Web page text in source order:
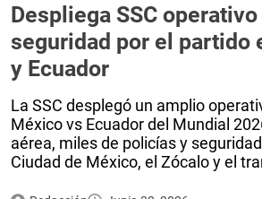
Despliega SSC operativo
seguridad por el partido
y Ecuador
La SSC desplegó un amplio
México vs Ecuador del Mundial
aérea, miles de policías y
Ciudad de México, el Zócalo y el